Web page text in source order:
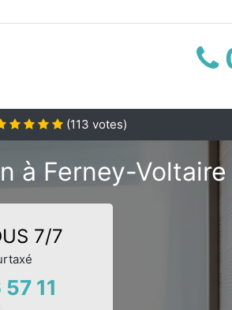
(113 votes)
à Ferney-Voltaire
7/7
11